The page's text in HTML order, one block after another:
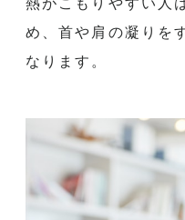
め、首や肩の凝りを
なります。